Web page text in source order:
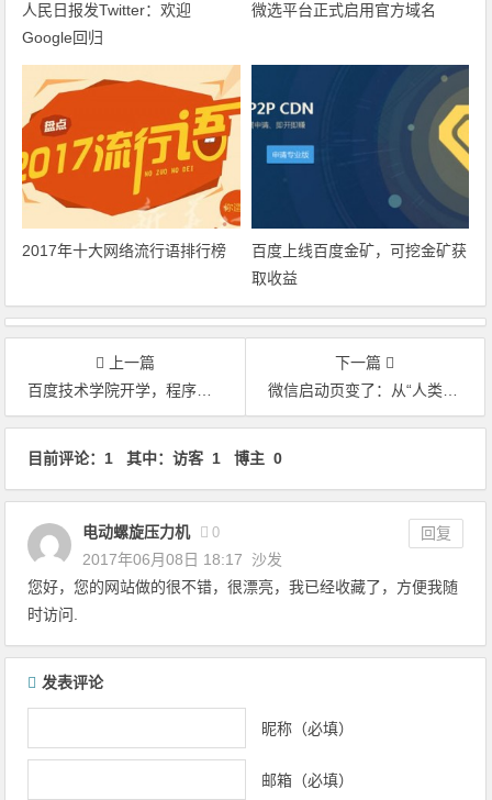
人民日报发Twitter：欢迎
Google回归
微选平台正式启用官方域名
2017年十大网络流行语排行榜
百度上线百度金矿，可挖金矿获
取收益
上一篇
百度技术学院开学，程序员可免费报名
下一篇
微信启动页变了：从“人类起源”到“华夏文明”
目前评论：1 其中：访客 1 博主 0
电动螺旋压力机 0
回复
2017年06月08日 18:17
沙发
您好，您的网站做的很不错，很漂亮，我已经收藏了，方便我随
时访问.
发表评论
昵称（必填）
邮箱（必填）